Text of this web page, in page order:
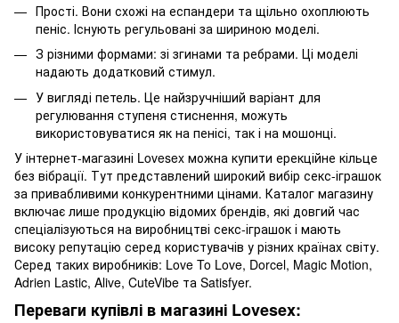
Прості. Вони схожі на еспандери та щільно охоплюють
пеніс. Існують регульовані за шириною моделі.
З різними формами: зі згинами та ребрами. Ці моделі
надають додатковий стимул.
У вигляді петель. Це найзручніший варіант для
регулювання ступеня стиснення, можуть
використовуватися як на пенісі, так і на мошонці.
У інтернет-магазині Lovesex можна купити ерекційне кільце
без вібрації. Тут представлений широкий вибір секс-іграшок
за привабливими конкурентними цінами. Каталог магазину
включає лише продукцію відомих брендів, які довгий час
спеціалізуються на виробництві секс-іграшок і мають
високу репутацію серед користувачів у різних країнах світу.
Серед таких виробників: Love To Love, Dorcel, Magic Motion,
Adrien Lastic, Alive, CuteVibe та Satisfyer.
Переваги купівлі в магазині Lovesex: